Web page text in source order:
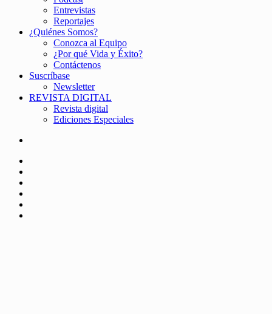
Entrevistas
Reportajes
¿Quiénes Somos?
Conozca al Equipo
¿Por qué Vida y Éxito?
Contáctenos
Suscríbase
Newsletter
REVISTA DIGITAL
Revista digital
Ediciones Especiales